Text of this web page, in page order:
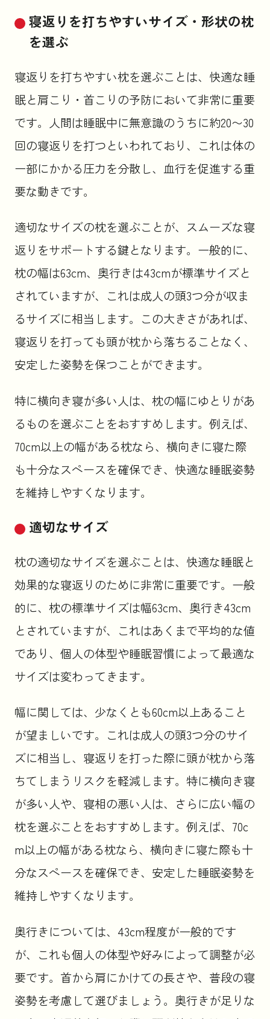
寝返りを打ちやすいサイズ・形状の枕
を選ぶ
寝返りを打ちやすい枕を選ぶことは、快適な睡
眠と肩こり・首こりの予防において非常に重要
です。人間は睡眠中に無意識のうちに約20〜30
回の寝返りを打つといわれており、これは体の
一部にかかる圧力を分散し、血行を促進する重
要な動きです。
適切なサイズの枕を選ぶことが、スムーズな寝
返りをサポートする鍵となります。一般的に、
枕の幅は63cm、奥行きは43cmが標準サイズと
されていますが、これは成人の頭3つ分が収ま
るサイズに相当します。この大きさがあれば、
寝返りを打っても頭が枕から落ちることなく、
安定した姿勢を保つことができます。
特に横向き寝が多い人は、枕の幅にゆとりがあ
るものを選ぶことをおすすめします。例えば、
70cm以上の幅がある枕なら、横向きに寝た際
も十分なスペースを確保でき、快適な睡眠姿勢
を維持しやすくなります。
適切なサイズ
枕の適切なサイズを選ぶことは、快適な睡眠と
効果的な寝返りのために非常に重要です。一般
的に、枕の標準サイズは幅63cm、奥行き43cm
とされていますが、これはあくまで平均的な値
であり、個人の体型や睡眠習慣によって最適な
サイズは変わってきます。
幅に関しては、少なくとも60cm以上あること
が望ましいです。これは成人の頭3つ分のサイ
ズに相当し、寝返りを打った際に頭が枕から落
ちてしまうリスクを軽減します。特に横向き寝
が多い人や、寝相の悪い人は、さらに広い幅の
枕を選ぶことをおすすめします。例えば、70c
m以上の幅がある枕なら、横向きに寝た際も十
分なスペースを確保でき、安定した睡眠姿勢を
維持しやすくなります。
奥行きについては、43cm程度が一般的です
が、これも個人の体型や好みによって調整が必
要です。首から肩にかけての長さや、普段の寝
姿勢を考慮して選びましょう。奥行きが足りな